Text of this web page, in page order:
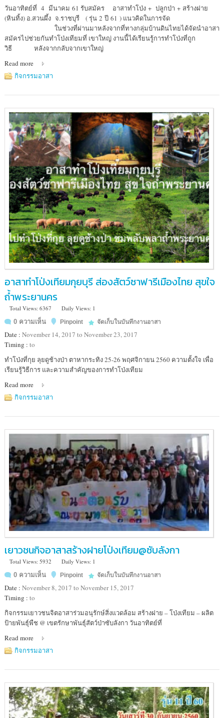
Location
:
รักษา
พันธ์
ป่า
แม่น้ำ
วันอาทิตย์ที่ 4 มีนาคม 61 รับสมัคร อาสาทำโป่ง + ปลูกป่า + สร้างฝาย
(หินทิ้ง) อ.สวนผึ้ง จ.ราชบุรี ( รุ่น 2 ปี 61 ) แนวคิดในการจัด
ในช่วงที่ผ่านมาหลังจากที่ทางกลุ่มบ้านดินไทยได้จัดนำอาสา
สมัครไปช่วยกันทำโป่งเทียมที่ เขาใหญ่ งานนี้ได้เรียนรู้การทำโป่งที่ถูก
วิธี หลังจากกลับจากเขาใหญ่
Read more
กิจกรรมอาสา
อาสาทำโป่งเทียมกุยบุรี ส่องสัตว์ซาฟารีเมืองไทย สุขใจ
ถ้ำพระยานคร
Total Views: 6367
Daily Views: 1
0 ความเห็น
Pinpoint จัดเก็บในบันทึกงานอาสา
Date : November 14, 2017 to November 23, 2017
Timing : to
Location
:
อุทยาน
แห่ง
ชาติ
ทำโป่งที่กุย ลุยดูช้างป่า ตาหากระทิง 25-26 พฤศจิกายน 2560 ความตั้งใจ เพื่อ
เรียนรู้วิธีการ และความสำคัญของการทำโป่งเทียม
Read more
กิจกรรมอาสา
เยาวชนกิจอาสาสร้างฝายโป่งเทียม@ซับลังกา
Total Views: 5932
Daily Views: 1
0 ความเห็น
Pinpoint จัดเก็บในบันทึกงานอาสา
Date : November 8, 2017 to November 15, 2017
Timing : to
Location
:
รักษา
พันธุ์
ป่า
ซับ
ลังกา
กิจกรรมเยาวชนจิตอาสาร่วมอนุรักษ์สิ่งแวดล้อม สร้างฝาย – โป่งเทียม – ผลิต
ป้ายพันธุ์พืช @ เขตรักษาพันธุ์สัตว์ป่าซับลังกา วันอาทิตย์ที่
Read more
กิจกรรมอาสา